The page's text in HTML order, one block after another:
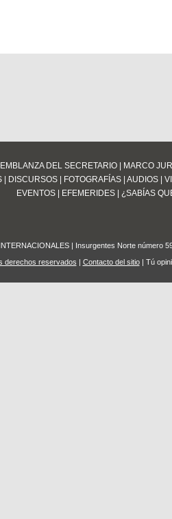
DEL SECRETARIO
MARCO
| DISCURSOS| FOTOGRAFÍAS| AUDIOS|
EVENTOS
EFEMERIDES ¿SABÍAS
| Insurgentes Norte número
derechos reservados | Contacto del sitio| Tú